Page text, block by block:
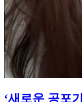
‘새로운 공포